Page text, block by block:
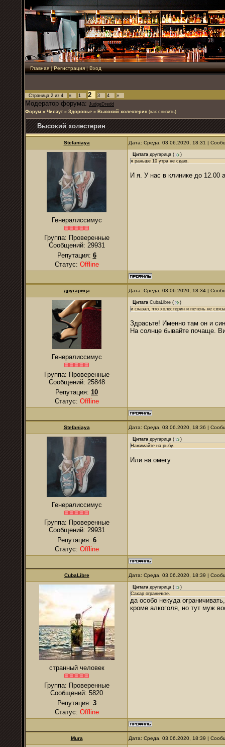
Главная|Регистрация|Вход
Страница 2 из 4 « 1 2 3 4 »
Модератор форума: JudgeDredd
Форум » Чилаут » Здоровье » Высокий холестерин (как снизить)
Высокий холестерин
Stefaniaya Дата: Среда, 03.06.2020, 18:31 |
Генералиссимус
Группа: Проверенные
Сообщений: 29931
Репутация: 6
Статус: Offline
Цитата другарица (
)
я раньше 10 утра не сдаю.
И я. У нас в клинике до 12.00
другарица Дата: Среда, 03.06.2020, 18:34 |
Генералиссимус
Группа: Проверенные
Сообщений: 25848
Репутация: 10
Статус: Offline
Цитата CubaLibre (
)
и сказал, что холестерин и печень не
Здрасьте! Именно там он и
На солнце бывайте почаще.
Stefaniaya Дата: Среда, 03.06.2020, 18:36 |
Генералиссимус
Группа: Проверенные
Сообщений: 29931
Репутация: 6
Статус: Offline
Цитата другарица (
)
Нажимайте на рыбу.
Или на омегу
CubaLibre Дата: Среда, 03.06.2020, 18:39 |
странный человек
Группа: Проверенные
Сообщений: 5820
Репутация: 3
Статус: Offline
Цитата другарица (
)
Сахар ограничьте.
да особо некуда
кроме алкоголя, но тут муж
Mura Дата: Среда, 03.06.2020, 18:39 |